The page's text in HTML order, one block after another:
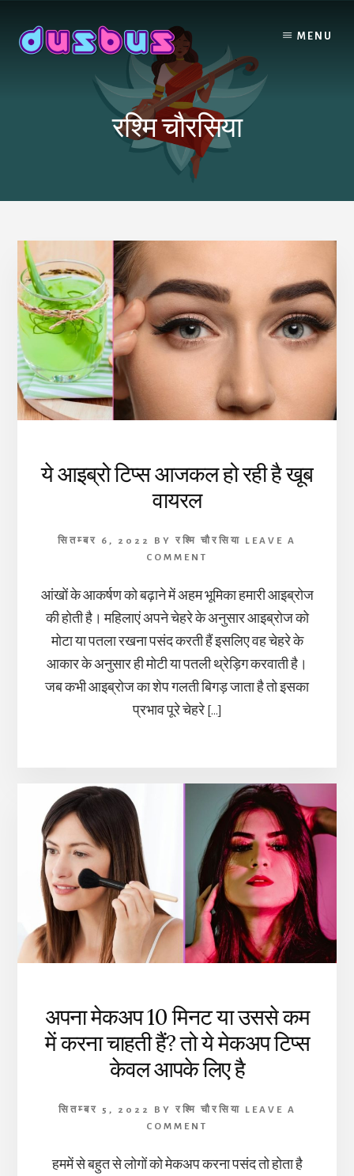
content
MENU
रश्मि चौरसिया
ये आइब्रो टिप्स आजकल हो रही है खूब
वायरल
सितम्बर 6, 2022 BY रश्मि चौरसिया
LEAVE A
COMMENT
आंखों के आकर्षण को बढ़ाने में अहम भूमिका हमारी आइब्रोज
की होती है। महिलाएं अपने चेहरे के अनुसार आइब्रोज को
मोटा या पतला रखना पसंद करती हैं इसलिए वह चेहरे के
आकार के अनुसार ही मोटी या पतली थ्रेड़िग करवाती है।
जब कभी आइब्रोज का शेप गलती बिगड़ जाता है तो इसका
प्रभाव पूरे चेहरे […]
अपना मेकअप 10 मिनट या उससे कम
में करना चाहती हैं? तो ये मेकअप टिप्स
केवल आपके लिए है
सितम्बर 5, 2022 BY रश्मि चौरसिया
LEAVE A
COMMENT
हममें से बहुत से लोगों को मेकअप करना पसंद तो होता है